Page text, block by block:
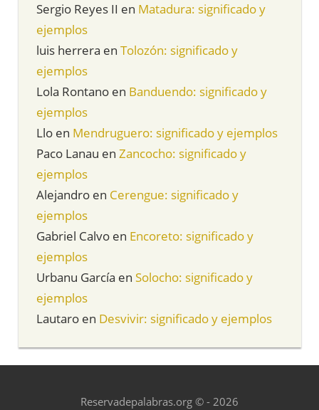
Sergio Reyes II en Matadura: significado y
ejemplos
luis herrera en Tolozón: significado y
ejemplos
Lola Rontano en Banduendo: significado y
ejemplos
Llo en Mendruguero: significado y ejemplos
Paco Lanau en Zancocho: significado y
ejemplos
Alejandro en Cerengue: significado y
ejemplos
Gabriel Calvo en Encoreto: significado y
ejemplos
Urbanu García en Solocho: significado y
ejemplos
Lautaro en Desvivir: significado y ejemplos
Reservadepalabras.org © - 2026